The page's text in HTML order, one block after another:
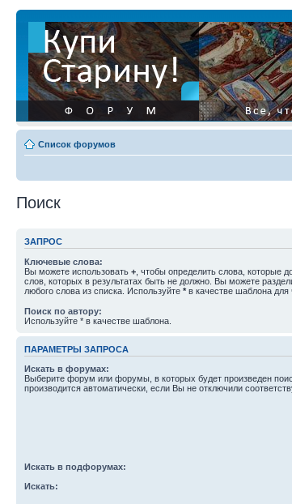
Список форумов
Поиск
ЗАПРОС
Ключевые слова:
Вы можете использовать + , чтобы определить слова, которые
слов, которых в результатах быть не должно. Вы можете
любого слова из списка. Используйте * в качестве шаблона для
Поиск по автору:
Используйте * в качестве шаблона.
ПАРАМЕТРЫ ЗАПРОСА
Искать в форумах:
Выберите форум или форумы, в которых будет произведен
производится автоматически, если Вы не отключили
Искать в подфорумах:
Искать: